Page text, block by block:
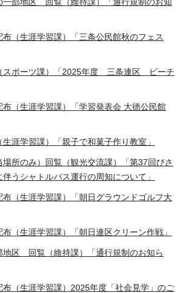
一部地区 回覧（維持課）「通行規制のお知
布（生涯学習課）「三条公民館秋のフェス
スポーツ課）「2025年度 三条連区 ビーチ
布（生涯学習課）「学習発表会 大徳公民館
涯学習課）「親子で和菓子作り教室」
所のみ）回覧（観光交流課）「第37回びさ
うシャトルバス運行の周知について」
布（生涯学習課）「朝日グラウンドゴルフ大
（生涯学習課）「朝日連区クリーン作戦」
地区 回覧（維持課）「通行規制のお知ら
布（生涯学習課）2025年度「社会見学」のご